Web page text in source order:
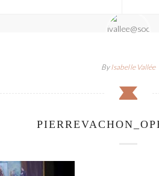
ByIsabelle Vallée